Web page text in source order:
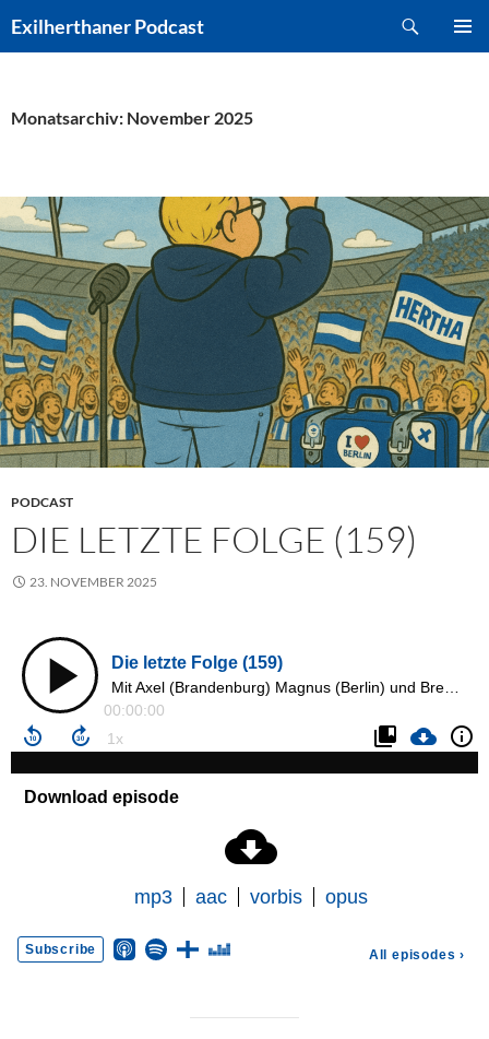
Inhalt
Exilherthaner Podcast
Monatsarchiv: November 2025
PODCAST
DIE LETZTE FOLGE (159)
23. NOVEMBER 2025